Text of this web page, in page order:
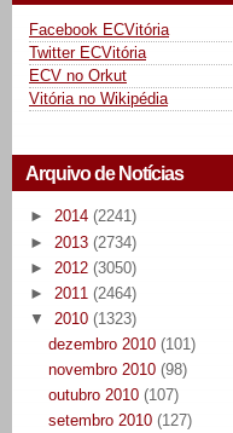
Facebook ECVitória
Twitter ECVitória
ECV no Orkut
Vitória no Wikipédia
Arquivo de Notícias
► 2014 (2241)
► 2013 (2734)
► 2012 (3050)
► 2011 (2464)
▼ 2010 (1323)
dezembro 2010 (101)
novembro 2010 (98)
outubro 2010 (107)
setembro 2010 (127)